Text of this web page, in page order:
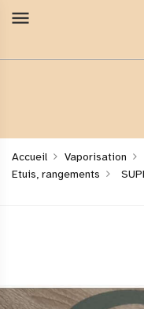
menu
Accueil Vaporisation
Etuis, rangements